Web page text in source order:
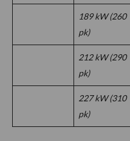
189 kW (260
pk)
212 kW (290
pk)
227 kW (310
pk)